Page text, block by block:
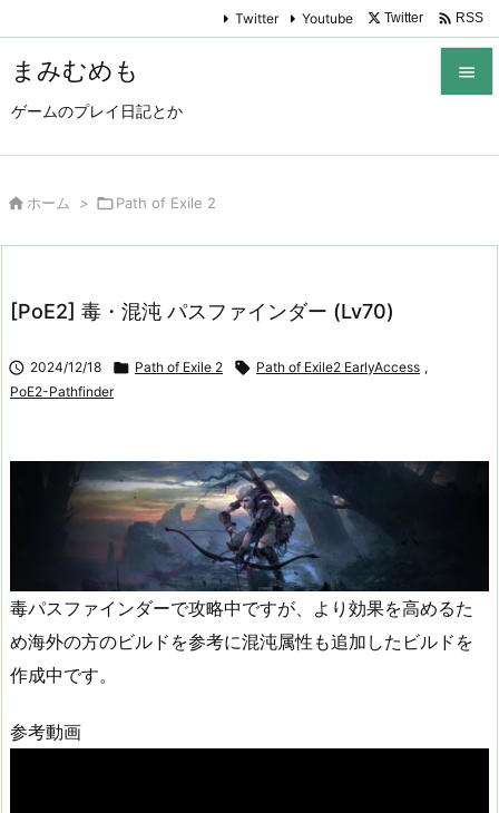
まみむめも
ゲームのプレイ日記とか

Twitter Youtube Twitter  RSS
 ホーム > Path of Exile 2
[PoE2] 毒・混沌 パスファインダー (Lv70)
 2024/12/18  Path of Exile 2  Path of Exile2 EarlyAccess ,
PoE2-Pathfinder
毒パスファインダーで攻略中ですが、より効果を高めるた
め海外の方のビルドを参考に混沌属性も追加したビルドを
作成中です。
参考動画